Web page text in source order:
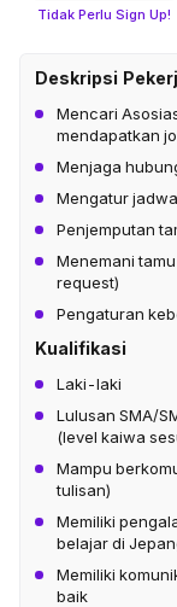
Tidak Perlu Sign Up!
Deskripsi
Mencari
mendapatkan
Menjaga
Mengatur
Penjemputan
Menemani
request)
Pengaturan
Kualifikasi
Laki-laki
Lulusan SMA/
(level kaiwa
Mampu
tulisan)
Memiliki
belajar di
Memiliki
baik